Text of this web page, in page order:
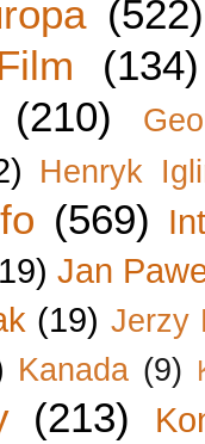
(522)
(134)
(210)
Henryk
(569)
Jan
(19) Jerzy
Kanada (9)
(213)